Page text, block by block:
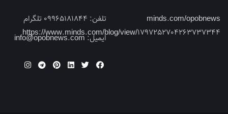
minds.com/opobnews
https://www.minds.com/blog/view/1797252704263737344
تلفن:
ایمیل:info@opobnews.com